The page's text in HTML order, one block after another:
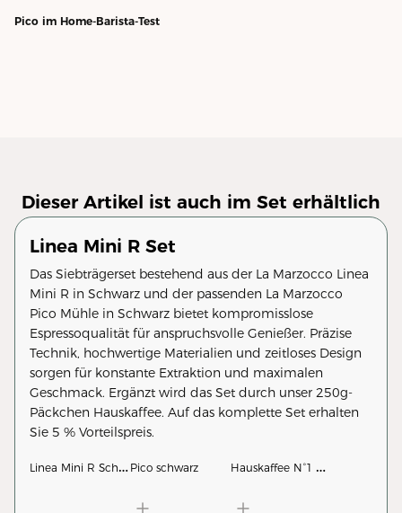
Pico im Home-Barista-Test
Dieser Artikel ist auch im Set erhältlich
Linea Mini R Set
Das Siebträgerset bestehend aus der La Marzocco Linea
Mini R in Schwarz und der passenden La Marzocco
Pico Mühle in Schwarz bietet kompromisslose
Espressoqualität für anspruchsvolle Genießer. Präzise
Technik, hochwertige Materialien und zeitloses Design
sorgen für konstante Extraktion und maximalen
Geschmack. Ergänzt wird das Set durch unser 250g-
Päckchen Hauskaffee. Auf das komplette Set erhalten
Sie 5 % Vorteilspreis.
L
inea Mini R Schwarz Pico schwarz H
auskaffee N°1 250g